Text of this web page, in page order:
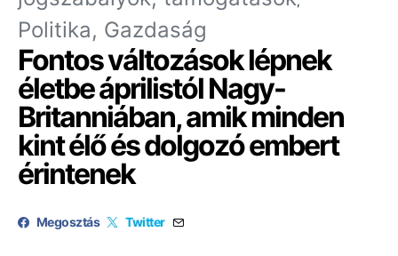
Politika, Gazdaság
Fontos változások lépnek
életbe áprilistól Nagy-
Britanniában, amik minden
kint élő és dolgozó embert
érintenek
Megosztás Twitter